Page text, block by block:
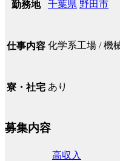
勤務地 千葉県 野田市
仕事内容 化学系工場 / 機
寮・社宅 あり
募集内容
高収入